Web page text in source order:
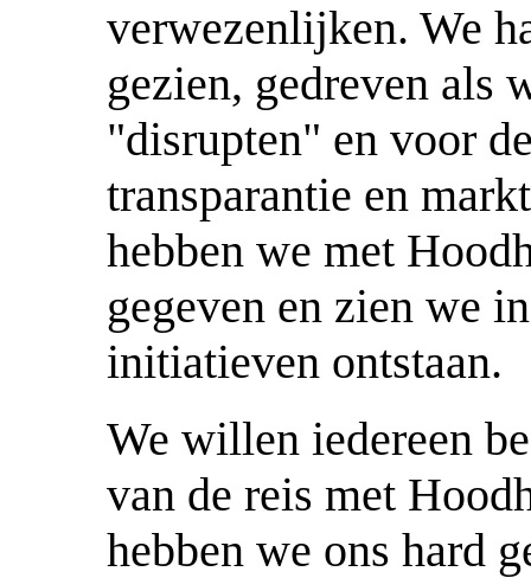
verwezenlijken. We
gezien, gedreven als
"disrupten" en voor
transparantie en
hebben we met
gegeven en zien we
initiatieven ontstaan.
We willen iedereen
van de reis met
hebben we ons hard